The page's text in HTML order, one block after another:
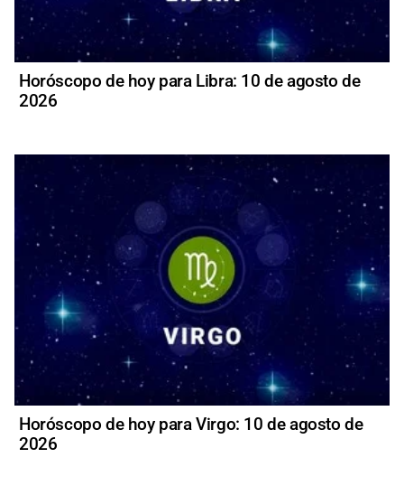
Horóscopo de hoy para Libra: 10 de agosto de
2026
Horóscopo de hoy para Virgo: 10 de agosto de
2026